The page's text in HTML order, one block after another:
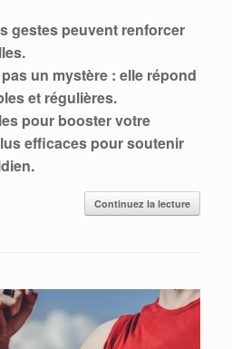
gestes peuvent renforcer
un mystère : elle répond
et régulières.
pour booster votre
efficaces pour soutenir
Continuez la lecture